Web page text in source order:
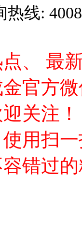
线:
、 最
官方
关注！
用扫
错过